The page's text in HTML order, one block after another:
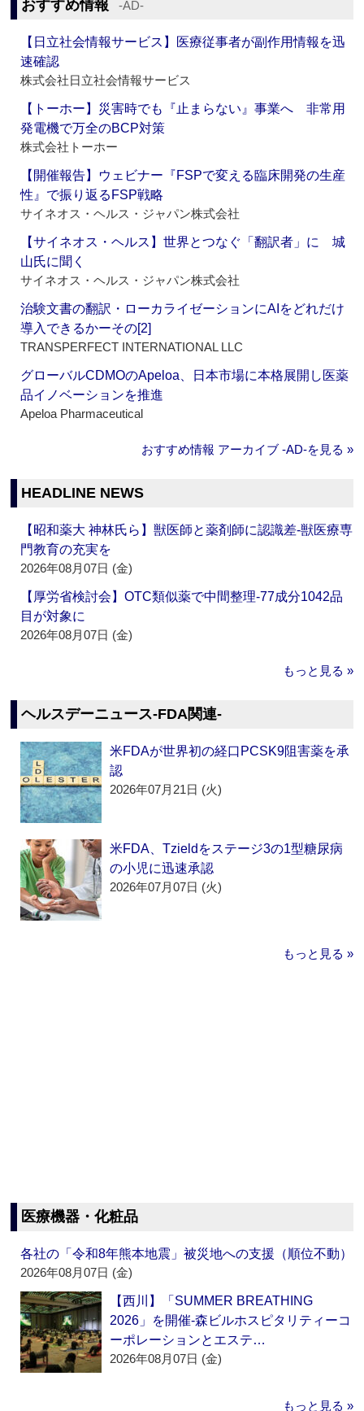
おすすめ情報 ‐AD‐
【日立社会情報サービス】医療従事者が副作用情報を迅
速確認
株式会社日立社会情報サービス
【トーホー】災害時でも『止まらない』事業へ 非常用
発電機で万全のBCP対策
株式会社トーホー
【開催報告】ウェビナー『FSPで変える臨床開発の生産
性』で振り返るFSP戦略
サイネオス・ヘルス・ジャパン株式会社
【サイネオス・ヘルス】世界とつなぐ「翻訳者」に 城
山氏に聞く
サイネオス・ヘルス・ジャパン株式会社
治験文書の翻訳・ローカライゼーションにAIをどれだけ
導入できるかーその[2]
TRANSPERFECT INTERNATIONAL LLC
グローバルCDMOのApeloa、日本市場に本格展開し医薬
品イノベーションを推進
Apeloa Pharmaceutical
おすすめ情報 アーカイブ ‐AD‐を見る »
HEADLINE NEWS
【昭和薬大 神林氏ら】獣医師と薬剤師に認識差‐獣医療専
門教育の充実を
2026年08月07日 (金)
【厚労省検討会】OTC類似薬で中間整理‐77成分1042品
目が対象に
2026年08月07日 (金)
もっと見る »
ヘルスデーニュース‐FDA関連‐
米FDAが世界初の経口PCSK9阻害薬を承
認
2026年07月21日 (火)
米FDA、Tzieldをステージ3の1型糖尿病
の小児に迅速承認
2026年07月07日 (火)
もっと見る »
医療機器・化粧品
各社の「令和8年熊本地震」被災地への支援（順位不動）
2026年08月07日 (金)
【西川】「SUMMER BREATHING
2026」を開催‐森ビルホスピタリティーコ
ーポレーションとエステ…
2026年08月07日 (金)
もっと見る »